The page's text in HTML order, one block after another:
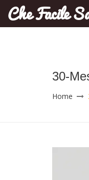
Che Facile
30-
Home